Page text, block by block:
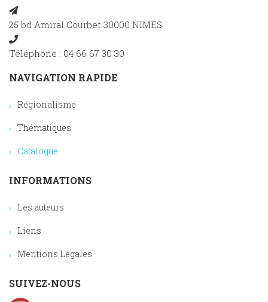
25 bd Amiral Courbet 30000 NIMES
Téléphone : 04 66 67 30 30
NAVIGATION RAPIDE
Régionalisme
Thématiques
Catalogue
INFORMATIONS
Les auteurs
Liens
Mentions Légales
SUIVEZ-NOUS